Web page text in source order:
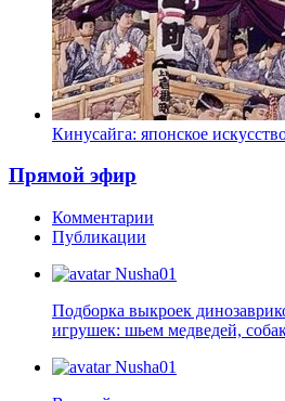
Кинусайга: японское
Прямой эфир
Комментарии
Публикации
Nusha01
Подборка выкроек
игрушек: шьем медведей,
Nusha01